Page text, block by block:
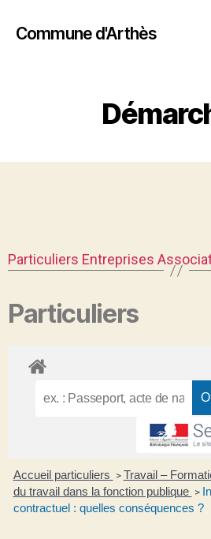
Commune d'Arthès
Particuliers Entreprises
Particuliers
Accueil particuliers > Travail –
du travail dans la fonction publique >
contractuel : quelles conséquences ?